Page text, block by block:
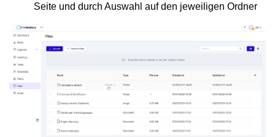
Seite und durch Auswahl auf den jeweiligen Ordner